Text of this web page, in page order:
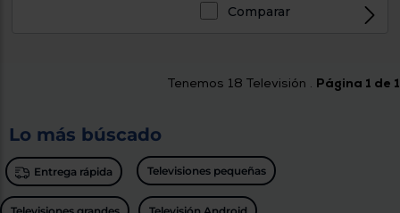
Comparar
Tenemos 18 Televisión . Página 1 de 1
Lo más búscado
Entrega rápida Televisiones pequeñas